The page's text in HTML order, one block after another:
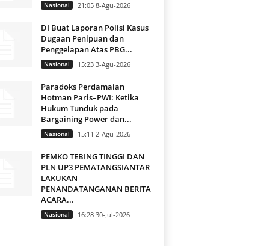
Nasional 21:05 8-Agu-2026
DI Buat Laporan Polisi Kasus
Dugaan Penipuan dan
Penggelapan Atas PBG...
Nasional 15:23 3-Agu-2026
Paradoks Perdamaian
Hotman Paris–PWI: Ketika
Hukum Tunduk pada
Bargaining Power dan...
Nasional 15:11 2-Agu-2026
PEMKO TEBING TINGGI DAN
PLN UP3 PEMATANGSIANTAR
LAKUKAN
PENANDATANGANAN BERITA
ACARA...
Nasional 16:28 30-Jul-2026